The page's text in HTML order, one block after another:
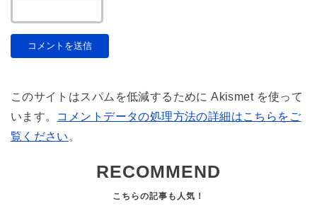
このサイトはスパムを低減するために Akismet を使って
います。 コメントデータの処理方法の詳細はこちらをご
覧ください 。
RECOMMEND